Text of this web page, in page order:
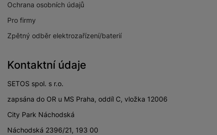
Ochrana osobních údajů
Pro firmy
Zpětný odběr elektrozařízení/baterií
Kontaktní údaje
SETOS spol. s r.o.
zapsána do OR u MS Praha, oddíl C, vložka 12006
City Park Náchodská
Náchodská 2396/21, 193 00